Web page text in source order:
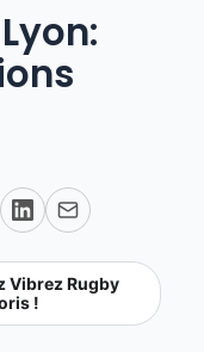
Vibrez Rugby
!